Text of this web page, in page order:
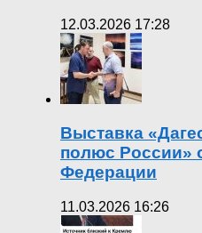
12.03.2026 17:28
Выставка
полюс России»
Федерации
11.03.2026 16:26